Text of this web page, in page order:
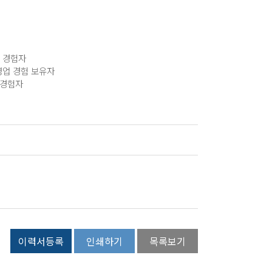
험자
경험 보유자
험자
이력서등록 인쇄하기 목록보기